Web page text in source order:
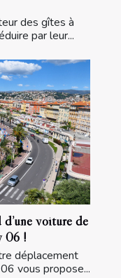
des gîtes à
par leur...
voiture de
06 !
déplacement
vous propose...